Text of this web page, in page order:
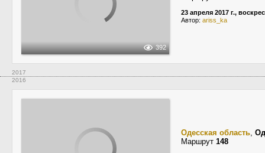
392
23 апреля 2017 г.,
Автор: ariss_ka
2017
2016
Одесская область,
Маршрут 148